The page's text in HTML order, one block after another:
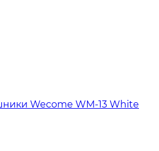
Wecome WM-13 White